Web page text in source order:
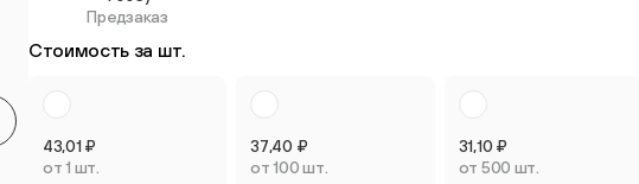
Предзаказ
Стоимость за шт.
43,01 ₽
от 1 шт.
37,40 ₽
от 100 шт.
31,10 ₽
от 500 шт.
Круглые мебельные опоры Квадратные мебельные